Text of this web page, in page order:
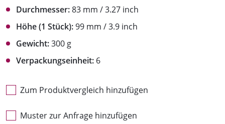
Durchmesser:83 mm / 3.27 inch
Höhe (1 Stück):99 mm / 3.9 inch
Gewicht:300 g
Verpackungseinheit: 6
Zum Produktvergleich hinzufügen
Muster zur Anfrage hinzufügen